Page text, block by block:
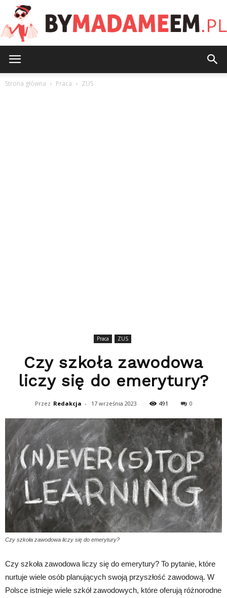
Strona główna Praca ZUS
Praca ZUS
Czy szkoła zawodowa
liczy się do emerytury?
Przez Redakcja - 17 września 2023 491 0
Czy szkoła zawodowa liczy się do emerytury?
Czy szkoła zawodowa liczy się do emerytury? To pytanie, które
nurtuje wiele osób planujących swoją przyszłość zawodową. W
Polsce istnieje wiele szkół zawodowych, które oferują różnorodne